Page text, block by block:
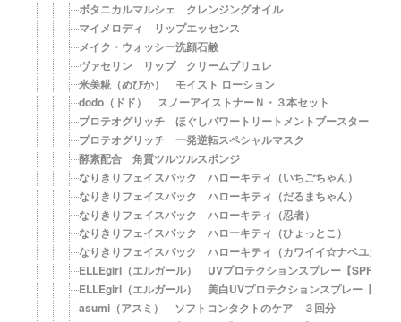
ボタニカルマルシェ クレンジングオイル
マイメロディ リップエッセンス
メイク・ウォッシー洗顔石鹸
ヴァセリン リップ クリームブリュレ
米美糀（めびか） モイスト ローション
dodo（ドド） スノーアイストナーＮ・３本セット
プロテオグリッチ ほぐしパワートリートメントブースター
プロテオグリッチ 一発逆転スペシャルマスク
酵素配合 角質ツルツルスポンジ
なりきりフェイスパック ハローキティ（いちごちゃん）
なりきりフェイスパック ハローキティ（だるまちゃん）
なりきりフェイスパック ハローキティ（忍者）
なりきりフェイスパック ハローキティ（ひょっとこ）
なりきりフェイスパック ハローキティ（カワイイ☆ナベユカ）
ELLEgirl（エルガール） UVプロテクションスプレー【SPF50+
ELLEgirl（エルガール） 美白UVプロテクションスプレー【
asumi（アスミ） ソフトコンタクトのケア ３回分